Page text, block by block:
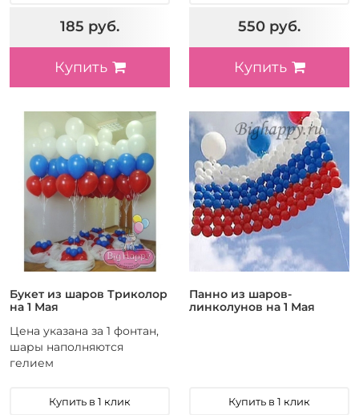
185 руб.
Купить
550 руб.
Купить
Букет из шаров Триколор
на 1 Мая
Цена указана за 1 фонтан,
шары наполняются
гелием
Купить в 1 клик
Панно из шаров-
линколунов на 1 Мая
Купить в 1 клик